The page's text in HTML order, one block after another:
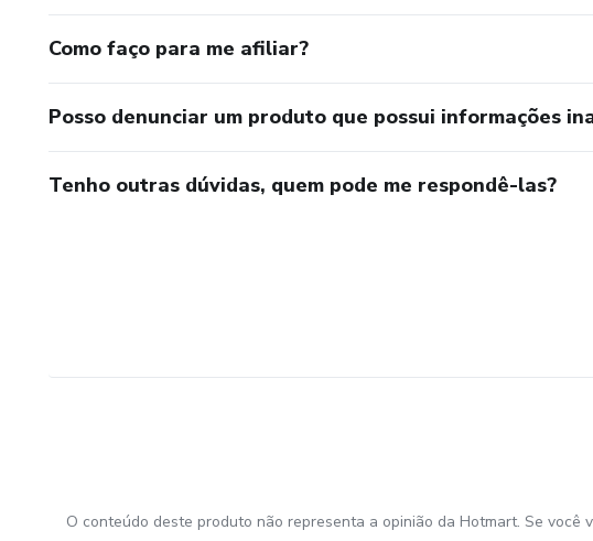
Como faço para me afiliar?
Posso denunciar um produto que possui informações
Tenho outras dúvidas, quem pode me respondê-las?
O conteúdo deste produto não representa a opinião da Hotmart. Se você